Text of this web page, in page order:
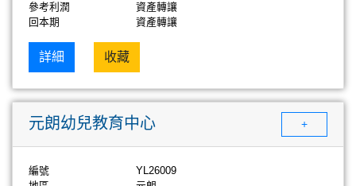
參考利潤
資產轉讓
回本期
資產轉讓
詳細 收藏
元朗幼兒教育中心 +
編號
YL26009